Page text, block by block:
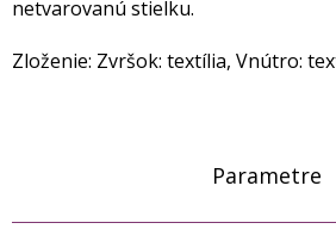
netvarovanú stielku.
Zloženie: Zvršok: textília, Vnútro:
Parametre